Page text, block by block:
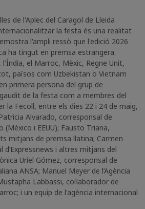
de l'Aplec del Caragol de Lleida
la festa és una realitat
l'ampli ressò que l'edició 2026
ha tingut en premsa estrangera.
el Marroc, Mèxic, Regne Unit,
països com Uzbekistan o Vietnam
primera persona del grup de
de la festa com a membres del
la Fecoll, entre els dies 22 i 24 de maig,
Alvarado, corresponsal de
(México i EEUU); Fausto Triana,
mitjans de premsa llatina; Carmen
d’Expressnews i altres mitjans del
Uriel Gómez, corresponsal de
ANSA; Manuel Meyer de l’Agència
Labbassi, col·laborador de
i un equip de l'agència internacional